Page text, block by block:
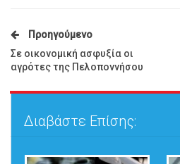
Προηγούμενο
Σε οικονομική ασφυξία οι
αγρότες της Πελοποννήσου
Διαβάστε Επίσης: